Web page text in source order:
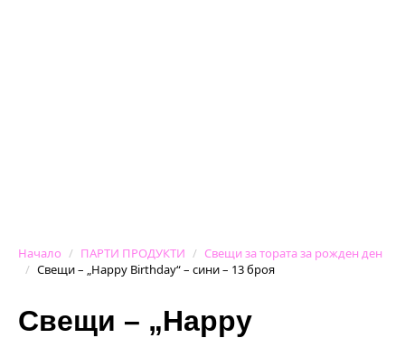
Начало ПАРТИ ПРОДУКТИ
Свещи за тората за рожден ден
Свещи – „Happy Birthday“ – сини – 13 броя
Свещи – „Happy